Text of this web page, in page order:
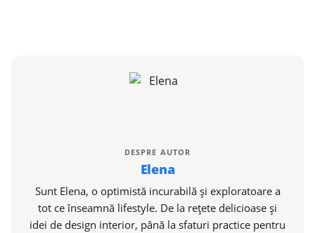
DESPRE AUTOR
Elena
Sunt Elena, o optimistă incurabilă și exploratoare a
tot ce înseamnă lifestyle. De la rețete delicioase și
idei de design interior, până la sfaturi practice pentru